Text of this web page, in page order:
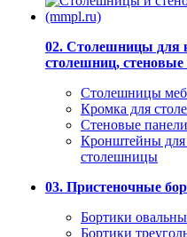
02. Столешницы для
столешниц, стеновые
Столешницы
Кромка для
Стеновые
Кронштейны для
столешницы
03. Пристеночные
Бортики
Бортики